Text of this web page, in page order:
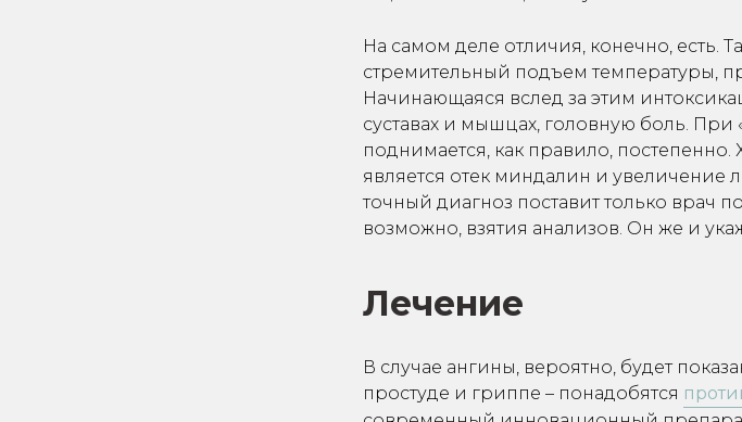
На самом деле отличия, конечно, есть.
стремительный подъем температуры,
Начинающаяся вслед за этим
суставах и мышцах, головную боль. При
поднимается, как правило,
является отек миндалин и увеличение
точный диагноз поставит только врач
возможно, взятия анализов. Он же и
Лечение
В случае ангины, вероятно, будет
простуде и гриппе – понадобятся